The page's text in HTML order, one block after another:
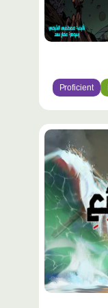
Proficient
محتوى
مميّز